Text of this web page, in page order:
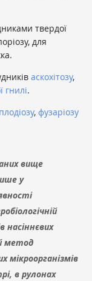
твердої
для
аскохітозу,
гнилі.
, фузаріозу
вище
у
насіннєвих
метод
в рулонах